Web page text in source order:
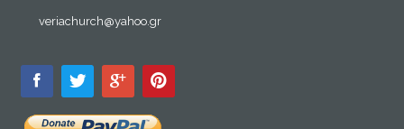
veriachurch@yahoo.gr